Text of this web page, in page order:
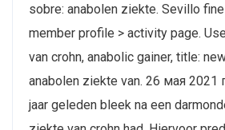
sobre: anabolen ziekte. Sevillo
member profile > activity page.
van crohn, anabolic gainer, title:
anabolen ziekte van. 26 мая 2021
jaar geleden bleek na een